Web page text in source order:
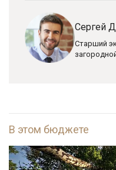
Сергей
Старший
В этом бюджете